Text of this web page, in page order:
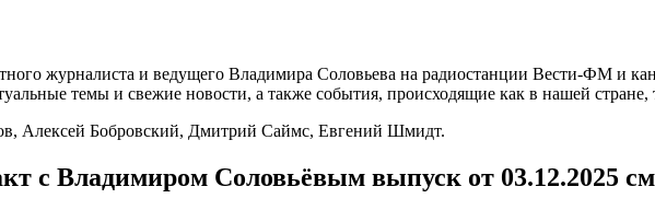
журналиста и ведущего Владимира Соловьева на радиостанции Вести-ФМ и
темы и свежие новости, а также события, происходящие как в нашей стране,
Алексей Бобровский, Дмитрий Саймс, Евгений Шмидт.
с Владимиром Соловьёвым выпуск от 03.12.2025